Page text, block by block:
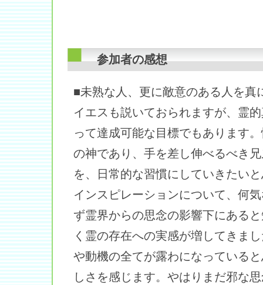
参加者の感想
■未熟な人、更に敵意のある人を真
イエスも説いておられますが、霊
って達成可能な目標でもあります
の神であり、手を差し伸べるべき
を、日常的な習慣にしていきたい
インスピレーションについて、何
ず霊界からの思念の影響下にある
く霊の存在への実感が増してきま
や動機の全てが露わになっている
しさを感じます。やはりまだ邪な